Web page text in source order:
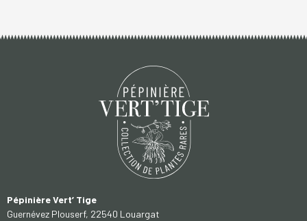
Pépinière Vert’ Tige
Guernévez Plouserf, 22540 Louargat